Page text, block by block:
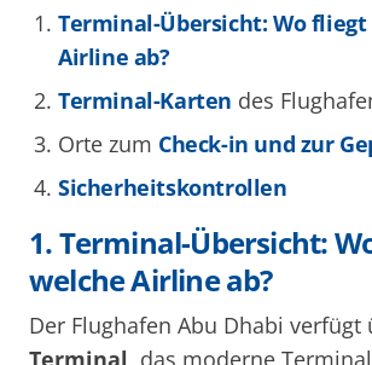
Terminal-Übersicht: Wo fliegt
Airline ab?
Terminal-Karten des
Orte zum Check-in und zur
Sicherheitskontrollen
1. Terminal-Übersicht:
welche Airline ab?
Der Flughafen Abu Dhabi verfügt
Terminal, das moderne